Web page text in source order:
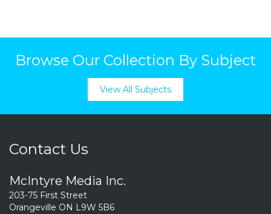
Browse Our Collection By Subject
View All Subjects
Contact Us
McIntyre Media Inc.
203-75 First Street
Orangeville ON L9W 5B6